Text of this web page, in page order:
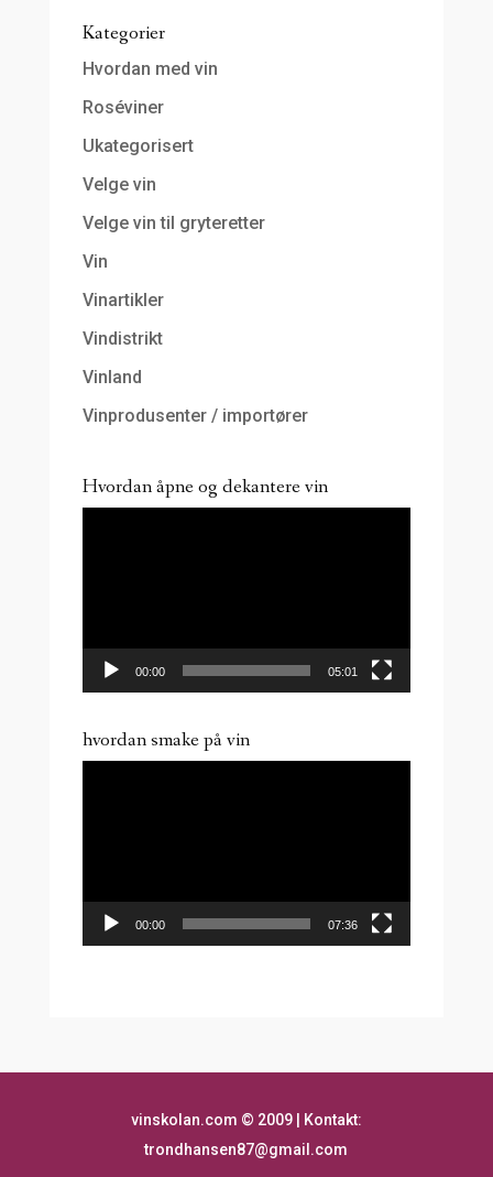
Kategorier
Hvordan med vin
Roséviner
Ukategorisert
Velge vin
Velge vin til gryteretter
Vin
Vinartikler
Vindistrikt
Vinland
Vinprodusenter / importører
Hvordan åpne og dekantere vin
00:00 05:01
hvordan smake på vin
00:00 07:36
vinskolan.com © 2009 | Kontakt:
trondhansen87@gmail.com